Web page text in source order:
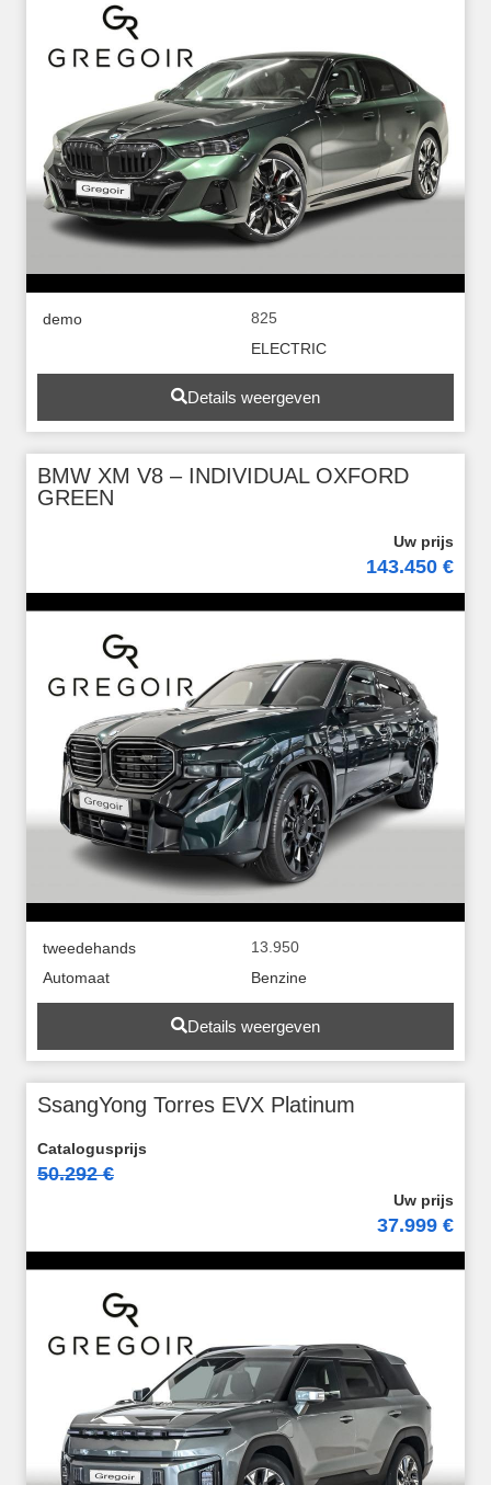
demo
825
ELECTRIC
Details weergeven
BMW XM V8 – INDIVIDUAL OXFORD
GREEN
143.450 €
tweedehands
13.950
Automaat
Benzine
Details weergeven
SsangYong Torres EVX Platinum
50.292 €
37.999 €